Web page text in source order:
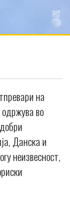
на
во
Данска и
неизвесност,